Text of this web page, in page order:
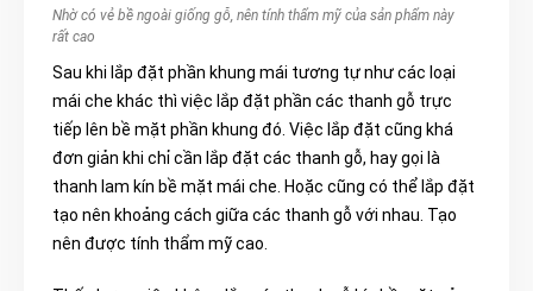
Nhờ có vẻ bề ngoài giống gỗ, nên tính thẩm mỹ của sản phẩm này
rất cao
Sau khi lắp đặt phần khung mái tương tự như các loại
mái che khác thì việc lắp đặt phần các thanh gỗ trực
tiếp lên bề mặt phần khung đó. Việc lắp đặt cũng khá
đơn giản khi chỉ cần lắp đặt các thanh gỗ, hay gọi là
thanh lam kín bề mặt mái che. Hoặc cũng có thể lắp đặt
tạo nên khoảng cách giữa các thanh gỗ với nhau. Tạo
nên được tính thẩm mỹ cao.